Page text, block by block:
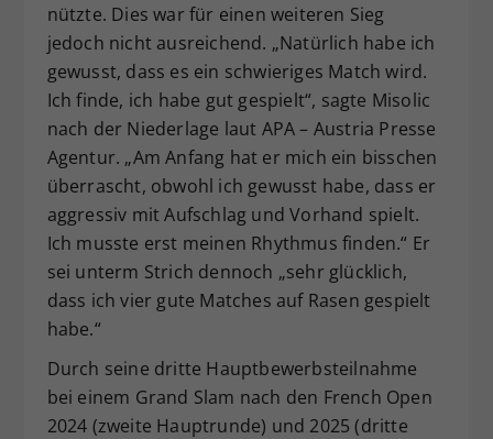
nützte. Dies war für einen weiteren Sieg
jedoch nicht ausreichend. „Natürlich habe ich
gewusst, dass es ein schwieriges Match wird.
Ich finde, ich habe gut gespielt“, sagte Misolic
nach der Niederlage laut APA – Austria Presse
Agentur. „Am Anfang hat er mich ein bisschen
überrascht, obwohl ich gewusst habe, dass er
aggressiv mit Aufschlag und Vorhand spielt.
Ich musste erst meinen Rhythmus finden.“ Er
sei unterm Strich dennoch „sehr glücklich,
dass ich vier gute Matches auf Rasen gespielt
habe.“
Durch seine dritte Hauptbewerbsteilnahme
bei einem Grand Slam nach den French Open
2024 (zweite Hauptrunde) und 2025 (dritte